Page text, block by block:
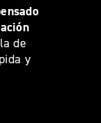
de
y